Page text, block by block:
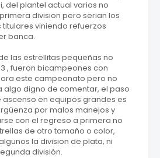
del plantel actual varios no
division pero serian los
titulares viniendo refuerzos
banca.
las estrellitas pequeñas no
, fueron bicampeones con
este campeonato pero no
algo digno de comentar, el paso
ascenso en equipos grandes es
por malos manejos y
con el regreso a primera no
de otro tamaño o color,
la division de plata, ni
división.